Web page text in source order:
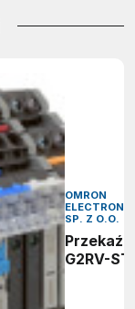
OMRON
SP. Z O.O.
G2RV-ST